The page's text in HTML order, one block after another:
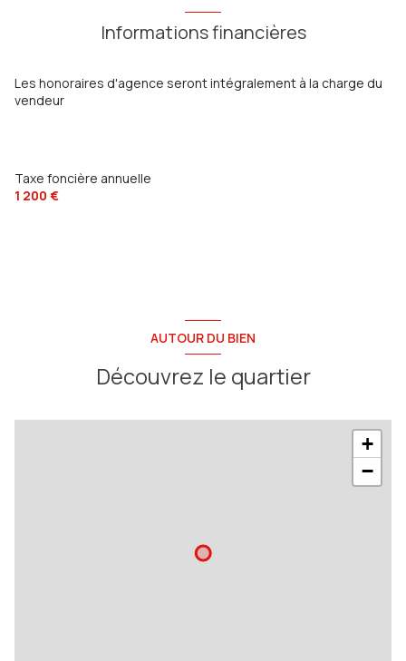
chambre
10 m²
chambre
Informations financières
Les honoraires d'agence seront intégralement à la charge du
vendeur
Taxe foncière annuelle
1 200 €
AUTOUR DU BIEN
Découvrez le quartier
+
−